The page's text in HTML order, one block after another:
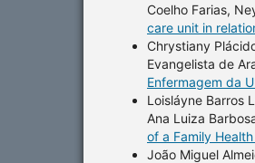
Coelho Farias,
care unit in
Chrystiany
Evangelista de
Enfermagem da
Loisláyne Barros
Ana Luiza
of a Family
João Miguel